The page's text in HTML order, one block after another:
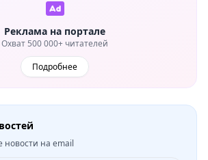
Реклама на портале
Охват 500 000+ читателей
Подробнее
новости на email